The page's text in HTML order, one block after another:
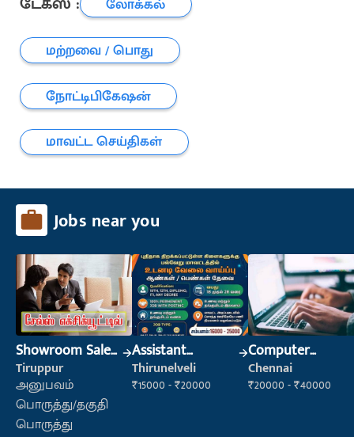
மற்றவை / பொது
நோட்டிபிகேஷன்
மாவட்ட செய்திகள்
Jobs near you
Showroom Sales
Executive (Retail
Sales)
Tiruppur
அனுபவம்
பொருத்து/தகுதி
பொருத்து
Assistant
Manager
Thirunelveli
₹15000 - ₹20000
Computer
Operator
Chennai
₹20000 - ₹40000